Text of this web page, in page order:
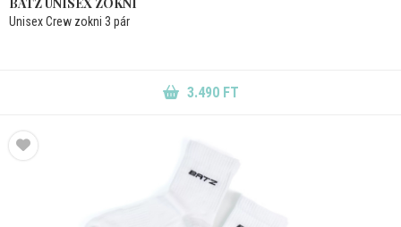
Unisex Crew zokni 3 pár
3.490 FT